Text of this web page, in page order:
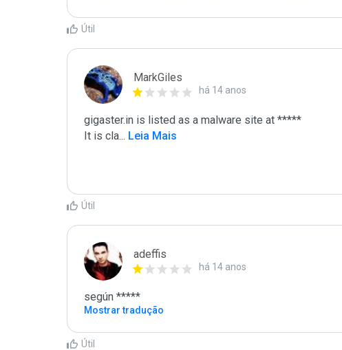
Útil
MarkGiles
há 14 anos
gigaster.in is listed as a malware site at *****
It is cla... Leia Mais
Útil
adeffis
há 14 anos
según *****
Mostrar tradução
Útil